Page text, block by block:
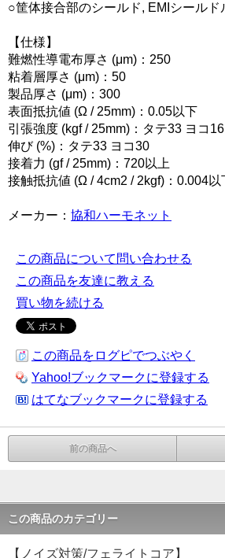
○筐体接合部のシールド, EMIシールド
【仕様】
難燃性導電布厚さ (μm)：250
粘着層厚さ (μm)：50
製品厚さ (μm)：300
表面抵抗値 (Ω / 25mm)：0.05以下
引張強度 (kgf / 25mm)：タテ33 ヨコ16
伸び (%)：タテ33 ヨコ30
接着力 (gf / 25mm)：720以上
接触抵抗値 (Ω / 4cm2 / 2kgf)：0.004以
メーカー： 協和ハーモネット
この商品について問い合わせる
この商品を友達に教える
買い物を続ける
この商品をログピでつぶやく
Yahoo!ブックマークに登録する
はてなブックマークに登録する
前の商品へ
この商品のカテゴリー
【ノイズ対策/フェライトコア】